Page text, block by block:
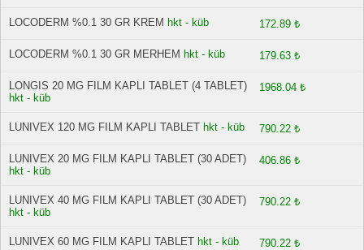
LOCODERM %0.1 30 GR KREM hkt - küb 172.89 ₺
LOCODERM %0.1 30 GR MERHEM hkt - küb 179.63 ₺
LONGIS 20 MG FILM KAPLI TABLET (4 TABLET)
hkt - küb
1968.04 ₺
LUNIVEX 120 MG FILM KAPLI TABLET hkt - küb 790.22 ₺
LUNIVEX 20 MG FILM KAPLI TABLET (30 ADET)
hkt - küb
406.86 ₺
LUNIVEX 40 MG FILM KAPLI TABLET (30 ADET)
hkt - küb
790.22 ₺
LUNIVEX 60 MG FILM KAPLI TABLET hkt - küb 790.22 ₺